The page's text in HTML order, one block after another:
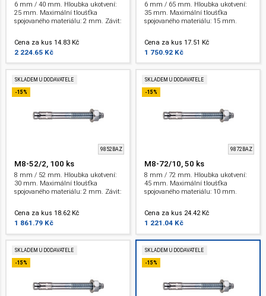
6 mm / 40 mm. Hloubka ukotvení:
25 mm. Maximální tloušťka
spojovaného materiálu: 2 mm. Závit:
Cena za kus 14.83 Kč
2 224.65 Kč
6 mm / 65 mm. Hloubka ukotvení:
35 mm. Maximální tloušťka
spojovaného materiálu: 15 mm.
Cena za kus 17.51 Kč
1 750.92 Kč
SKLADEM U DODAVATELE
-15%
9852BAZ
M8-52/2, 100 ks
8 mm / 52 mm. Hloubka ukotvení:
30 mm. Maximální tloušťka
spojovaného materiálu: 2 mm. Závit:
Cena za kus 18.62 Kč
1 861.79 Kč
SKLADEM U DODAVATELE
-15%
9872BAZ
M8-72/10, 50 ks
8 mm / 72 mm. Hloubka ukotvení:
45 mm. Maximální tloušťka
spojovaného materiálu: 10 mm.
Cena za kus 24.42 Kč
1 221.04 Kč
SKLADEM U DODAVATELE
-15%
SKLADEM U DODAVATELE
-15%